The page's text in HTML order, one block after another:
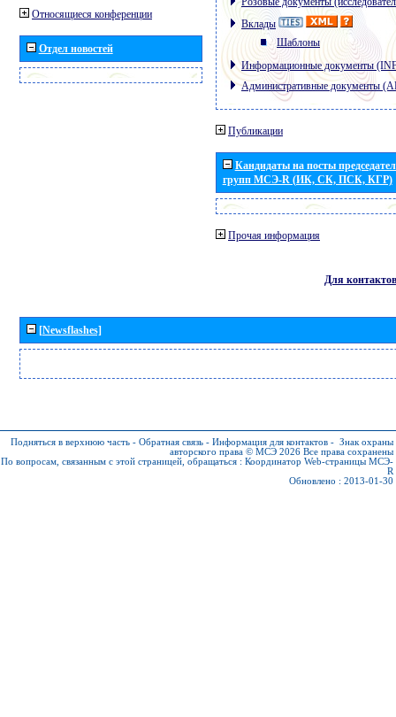
Относящиеся конференции
Отдел новостей
Вклады
Шаблоны
Информационные документы
Административные документы
Публикации
Кандидаты на посты
групп МСЭ-R (ИК, СК, ПСК, КГР)
Прочая информация
Для контактов
[Newsflashes]
Подняться в верхнюю часть - Обратная связь - Информация для контактов - Знак охраны
авторского права © МСЭ 2026 Все права сохранены
По вопросам, связанным с этой страницей, обращаться : Координатор Web-страницы МСЭ-
R
Обновлено : 2013-01-30